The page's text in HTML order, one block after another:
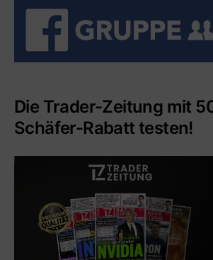
Die Trader-Zeitung mit
Schäfer-Rabatt testen!